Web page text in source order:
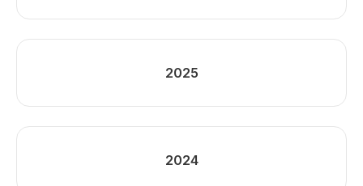
2025
2024